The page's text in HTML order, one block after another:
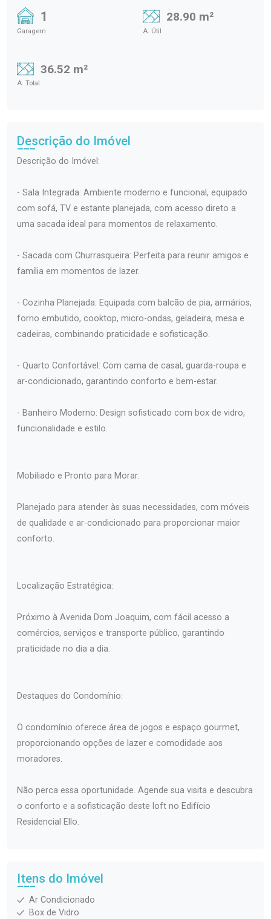
1
Garagem
28.90 m²
A. Útil
36.52 m²
A. Total
Descrição do Imóvel
Descrição do Imóvel:
- Sala Integrada: Ambiente moderno e funcional, equipado
com sofá, TV e estante planejada, com acesso direto a
uma sacada ideal para momentos de relaxamento.
- Sacada com Churrasqueira: Perfeita para reunir amigos e
família em momentos de lazer.
- Cozinha Planejada: Equipada com balcão de pia, armários,
forno embutido, cooktop, micro-ondas, geladeira, mesa e
cadeiras, combinando praticidade e sofisticação.
- Quarto Confortável: Com cama de casal, guarda-roupa e
ar-condicionado, garantindo conforto e bem-estar.
- Banheiro Moderno: Design sofisticado com box de vidro,
funcionalidade e estilo.
Mobiliado e Pronto para Morar:
Planejado para atender às suas necessidades, com móveis
de qualidade e ar-condicionado para proporcionar maior
conforto.
Localização Estratégica:
Próximo à Avenida Dom Joaquim, com fácil acesso a
comércios, serviços e transporte público, garantindo
praticidade no dia a dia.
Destaques do Condomínio:
O condomínio oferece área de jogos e espaço gourmet,
proporcionando opções de lazer e comodidade aos
moradores.
Não perca essa oportunidade. Agende sua visita e descubra
o conforto e a sofisticação deste loft no Edifício
Residencial Ello.
Itens do Imóvel
Ar Condicionado
Box de Vidro